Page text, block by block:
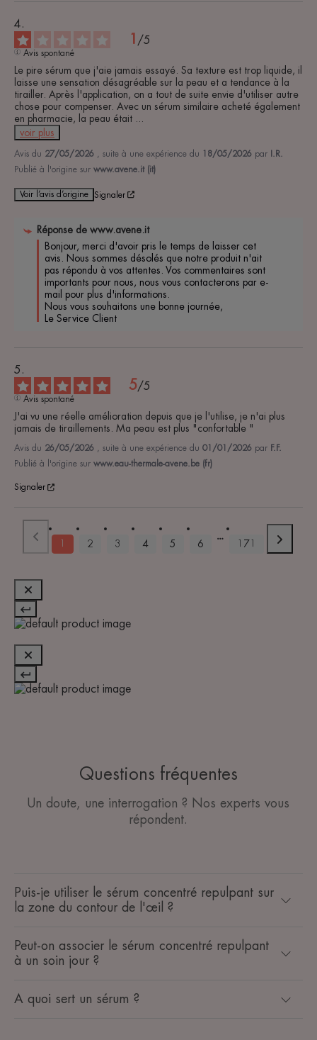
1 /5
Avis spontané
Le pire sérum que j'aie jamais essayé. Sa texture est trop liquide, il
laisse une sensation désagréable sur la peau et a tendance à la
tirailler. Après l'application, on a tout de suite envie d'utiliser autre
chose pour compenser. Avec un sérum similaire acheté également
en pharmacie, la peau était
voir plus
Avis du 27/05/2026 , suite à une expérience du 18/05/2026 par
I.R.
Publié à l'origine sur www.avene.it (it)
Voir l’avis d’origine Signaler
Réponse de www.avene.it
Bonjour, merci d'avoir pris le temps de laisser cet
avis. Nous sommes désolés que notre produit n'ait
pas répondu à vos attentes. Vos commentaires sont
importants pour nous, nous vous contacterons par e-
mail pour plus d'informations.
Nous vous souhaitons une bonne journée,
Le Service Client
5/5
Avis spontané
J'ai vu une réelle amélioration depuis que je l'utilise, je n'ai plus
jamais de tiraillements. Ma peau est plus "confortable "
Avis du 26/05/2026 , suite à une expérience du 01/01/2026 par F.F.
Publié à l'origine sur www.eau-thermale-avene.be (fr)
Signaler
2 3 4 5 6 171
Questions fréquentes
Un doute, une interrogation ? Nos experts vous
répondent.
Puis-je utiliser le sérum concentré repulpant sur
la zone du contour de l'œil ?
Peut-on associer le sérum concentré repulpant
à un soin jour ?
A quoi sert un sérum ?